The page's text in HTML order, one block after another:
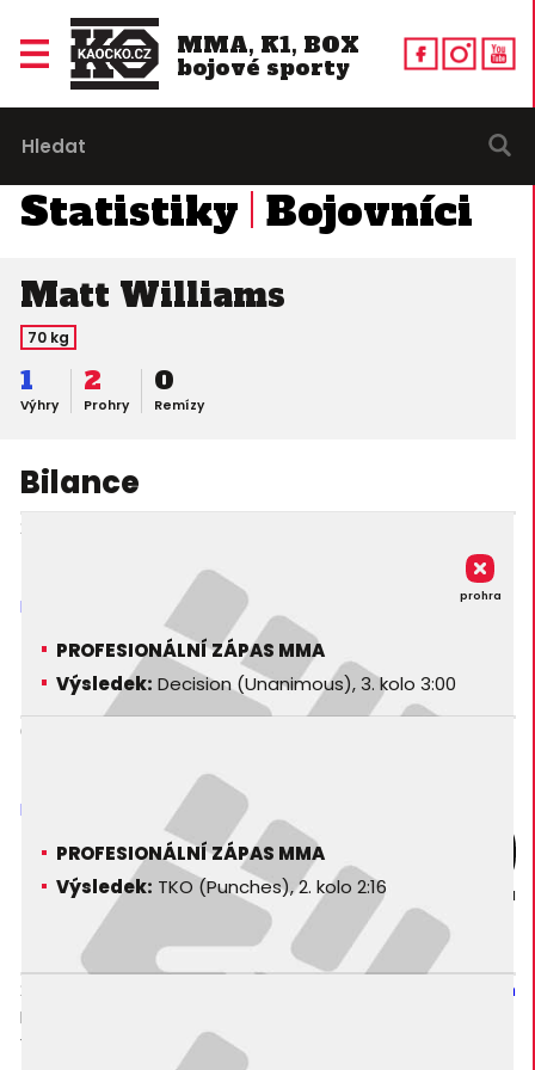
MMA, K1, BOX
bojové sporty
Statistiky Bojovníci
Matt Williams
70 kg
Výhry
1
Prohry
2
Remízy
0
Bilance
22. 10. 2011
Punch Up Promotions - Fight Night 1
PROFESIONÁLNÍ ZÁPAS MMA
Výsledek: Decision (Unanimous), 3. kolo 3:00
prohra
05. 03. 2010
ROF 37 - Warlords
PROFESIONÁLNÍ ZÁPAS MMA
Výsledek: TKO (Punches), 2. kolo 2:16 prohra
23. 01. 2010
CFP - Bash at the Beach
PROFESIONÁLNÍ ZÁPAS MMA
Výsledek:
Submission (Rear-Naked Choke), 1. kolo 2:11